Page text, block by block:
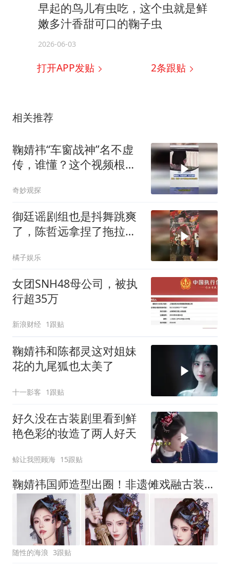
早起的鸟儿有虫吃，这个虫就是鲜
嫩多汁香甜可口的鞠子虫
2026-06-03
打开APP发贴 2条跟贴
相关推荐
鞠婧祎“车窗战神”名不虚
传，谁懂？这个视频根本
奇妙观探
御廷谣剧组也是抖舞跳爽
了，陈哲远拿捏了拖拉机
橘子娱乐
女团SNH48母公司，被执
行超35万
新浪财经 1跟贴
鞠婧祎和陈都灵这对姐妹
花的九尾狐也太美了
十一影客 1跟贴
好久没在古装剧里看到鲜
艳色彩的妆造了️两人好天
鲸让我照顾海 15跟贴
鞠婧祎国师造型出圈！非遗傩戏融古装，撕拉片生图质感惊艳全网
随性的海浪 3跟贴